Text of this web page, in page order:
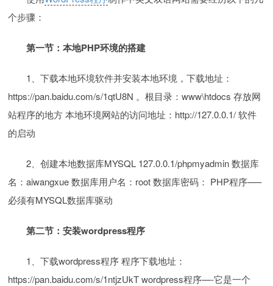
个步骤：
第一节：本地PHP环境的搭建
1、下载本地环境软件并安装本地环境，下载地址：
https://pan.baidu.com/s/1qtU8N 。根目录：www\htdocs 存放网
站程序的地方 本地环境网站的访问地址：http://127.0.0.1/ 软件
的启动
2、创建本地数据库MYSQL 127.0.0.1/phpmyadmin 数据库
名：aiwangxue 数据库用户名：root 数据库密码： PHP程序—–
必须有MYSQL数据库驱动
第二节：安装wordpress程序
1、下载wordpress程序 程序下载地址：
https://pan.baidu.com/s/1ntjzUkT wordpress程序—-它是一个